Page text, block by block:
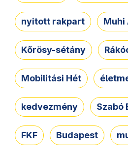
nyitott rakpart Muhi
Kőrösy-sétány
Mobilitási Hét
kedvezmény Szabó
FKF Budapest